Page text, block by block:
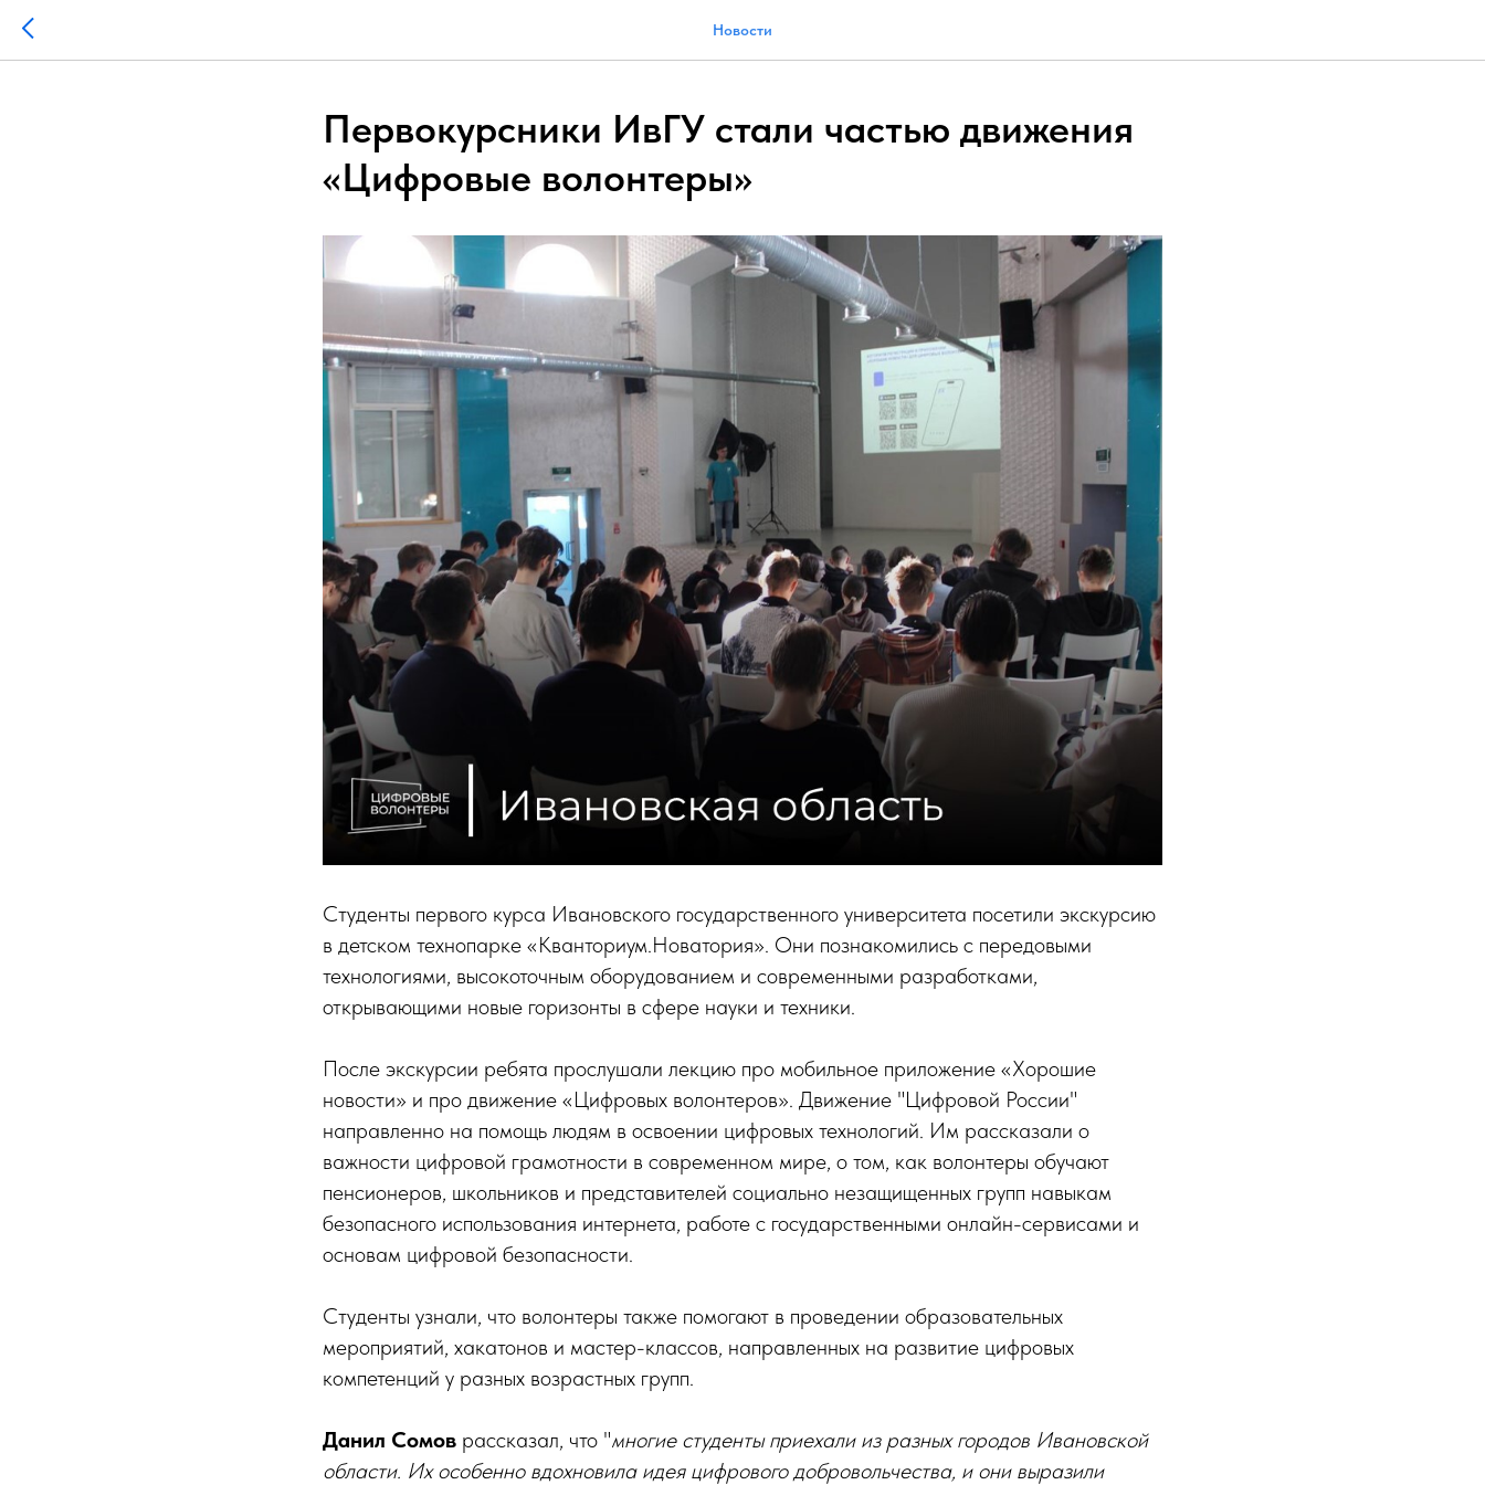
Новости
Первокурсники ИвГУ стали частью движения
«Цифровые волонтеры»
Студенты первого курса Ивановского государственного университета посетили экскурсию
в детском технопарке «Кванториум.Новатория». Они познакомились с передовыми
технологиями, высокоточным оборудованием и современными разработками,
открывающими новые горизонты в сфере науки и техники.
После экскурсии ребята прослушали лекцию про мобильное приложение «Хорошие
новости» и про движение «Цифровых волонтеров». Движение "Цифровой России"
направленно на помощь людям в освоении цифровых технологий. Им рассказали о
важности цифровой грамотности в современном мире, о том, как волонтеры обучают
пенсионеров, школьников и представителей социально незащищенных групп навыкам
безопасного использования интернета, работе с государственными онлайн-сервисами и
основам цифровой безопасности.
Студенты узнали, что волонтеры также помогают в проведении образовательных
мероприятий, хакатонов и мастер-классов, направленных на развитие цифровых
компетенций у разных возрастных групп.
Данил Сомов рассказал, что "многие студенты приехали из разных городов Ивановской
области. Их особенно вдохновила идея цифрового добровольчества, и они выразили